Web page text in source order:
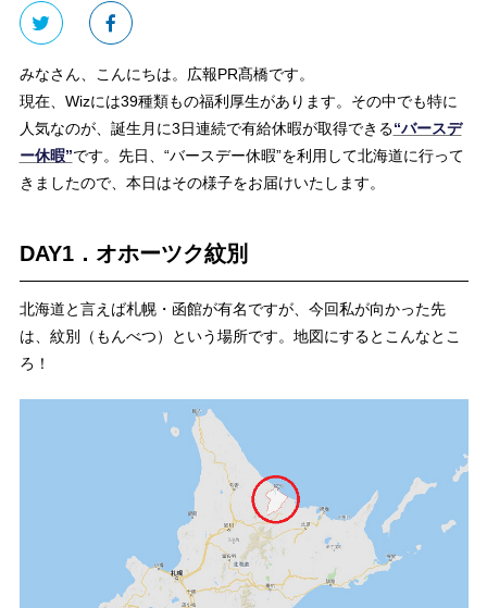
みなさん、こんにちは。広報PR髙橋です。
現在、Wizには39種類もの福利厚生があります。その中でも特に
人気なのが、誕生月に3日連続で有給休暇が取得できる“バースデ
ー休暇”です。先日、“バースデー休暇”を利用して北海道に行って
きましたので、本日はその様子をお届けいたします。
DAY1．オホーツク紋別
北海道と言えば札幌・函館が有名ですが、今回私が向かった先
は、紋別（もんべつ）という場所です。地図にするとこんなとこ
ろ！